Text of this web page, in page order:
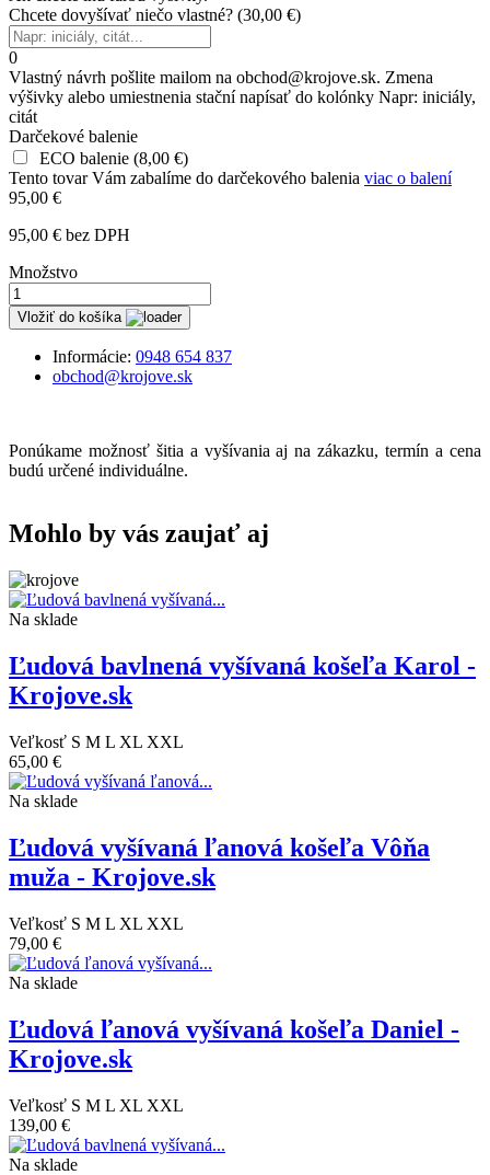
Chcete dovyšívať niečo vlastné? (30,00 €)
0
Vlastný návrh pošlite mailom na obchod@krojove.sk. Zmena
výšivky alebo umiestnenia stační napísať do kolónky Napr: iniciály,
citát
Darčekové balenie
ECO balenie (8,00 €)
Tento tovar Vám zabalíme do darčekového balenia viac o balení
95,00 €
95,00 € bez DPH
Množstvo
Vložiť do košíka
Informácie: 0948 654 837
obchod@krojove.sk
Ponúkame možnosť šitia a vyšívania aj na zákazku, termín a cena
budú určené individuálne.
Mohlo by vás zaujať aj
Na sklade
Ľudová bavlnená vyšívaná košeľa Karol -
Krojove.sk
Veľkosť S M L XL XXL
65,00 €
Na sklade
Ľudová vyšívaná ľanová košeľa Vôňa
muža - Krojove.sk
Veľkosť S M L XL XXL
79,00 €
Na sklade
Ľudová ľanová vyšívaná košeľa Daniel -
Krojove.sk
Veľkosť S M L XL XXL
139,00 €
Na sklade